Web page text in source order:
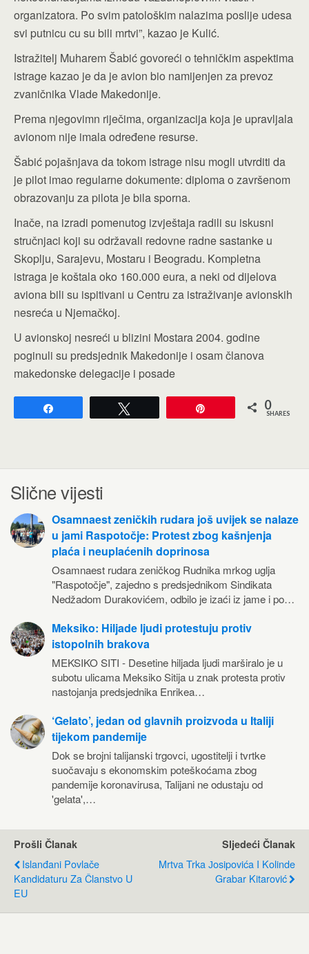
organizatora. Po svim patološkim nalazima poslije udesa
svi putnicu cu su bili mrtvi”, kazao je Kulić.
Istražitelj Muharem Šabić govoreći o tehničkim aspektima
istrage kazao je da je avion bio namijenjen za prevoz
zvaničnika Vlade Makedonije.
Prema njegovimn riječima, organizacija koja je upravljala
avionom nije imala određene resurse.
Šabić pojašnjava da tokom istrage nisu mogli utvrditi da
je pilot imao regularne dokumente: diploma o završenom
obrazovanju za pilota je bila sporna.
Inače, na izradi pomenutog izvještaja radili su iskusni
stručnjaci koji su održavali redovne radne sastanke u
Skoplju, Sarajevu, Mostaru i Beogradu. Kompletna
istraga je koštala oko 160.000 eura, a neki od dijelova
aviona bili su ispitivani u Centru za istraživanje avionskih
nesreća u Njemačkoj.
U avionskoj nesreći u blizini Mostara 2004. godine
poginuli su predsjednik Makedonije i osam članova
makedonske delegacije i posade
0
SHARES
Slične vijesti
Osamnaest zeničkih rudara još uvijek se nalaze
u jami Raspotočje: Protest zbog kašnjenja
plaća i neuplaćenih doprinosa
Osamnaest rudara zeničkog Rudnika mrkog uglja
"Raspotočje", zajedno s predsjednikom Sindikata
Nedžadom Durakovićem, odbilo je izaći iz jame i po…
Meksiko: Hiljade ljudi protestuju protiv
istopolnih brakova
MEKSIKO SITI - Desetine hiljada ljudi marširalo je u
subotu ulicama Meksiko Sitija u znak protesta protiv
nastojanja predsjednika Enrikea…
‘Gelato’, jedan od glavnih proizvoda u Italiji
tijekom pandemije
Dok se brojni talijanski trgovci, ugostitelji i tvrtke
suočavaju s ekonomskim poteškoćama zbog
pandemije koronavirusa, Talijani ne odustaju od
'gelata',…
Prošli Članak
Islanđani Povlače
Kandidaturu Za Članstvo U
EU
Sljedeći Članak
Mrtva Trka Јosipovića I Kolinde
Grabar Kitarović